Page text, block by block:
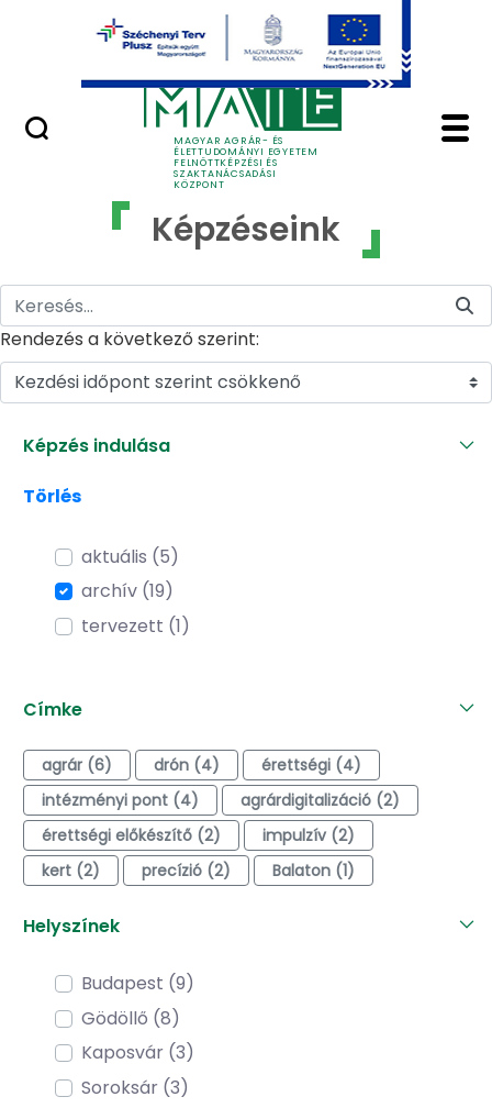
Ugrás a fő tartalomhoz
MAGYAR AGRÁR- ÉS
ÉLETTUDOMÁNYI EGYETEM
FELNŐTTKÉPZÉSI ÉS
SZAKTANÁCSADÁSI
KÖZPONT
Képzéseink - MATE
Képzéseink
Rendezés a következő szerint:
Kezdési időpont szerint csökkenő
Képzés indulása
Törlés
aktuális (5)
archív (19)
tervezett (1)
Címke
agrár (6) drón (4)
érettségi (4)
intézményi pont (4)
agrárdigitalizáció (2)
érettségi előkészítő (2)
impulzív (2)
kert (2)
precízió (2) Balaton (1)
Helyszínek
Budapest (9)
Gödöllő (8)
Kaposvár (3)
Soroksár (3)